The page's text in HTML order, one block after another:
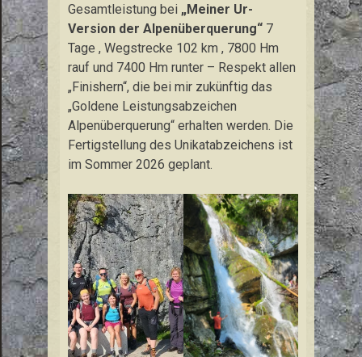
Gesamtleistung bei „Meiner Ur-
Version der Alpenüberquerung“ 7
Tage , Wegstrecke 102 km , 7800 Hm
rauf und 7400 Hm runter – Respekt allen
„Finishern“, die bei mir zukünftig das
„Goldene Leistungsabzeichen
Alpenüberquerung“ erhalten werden. Die
Fertigstellung des Unikatabzeichens ist
im Sommer 2026 geplant.